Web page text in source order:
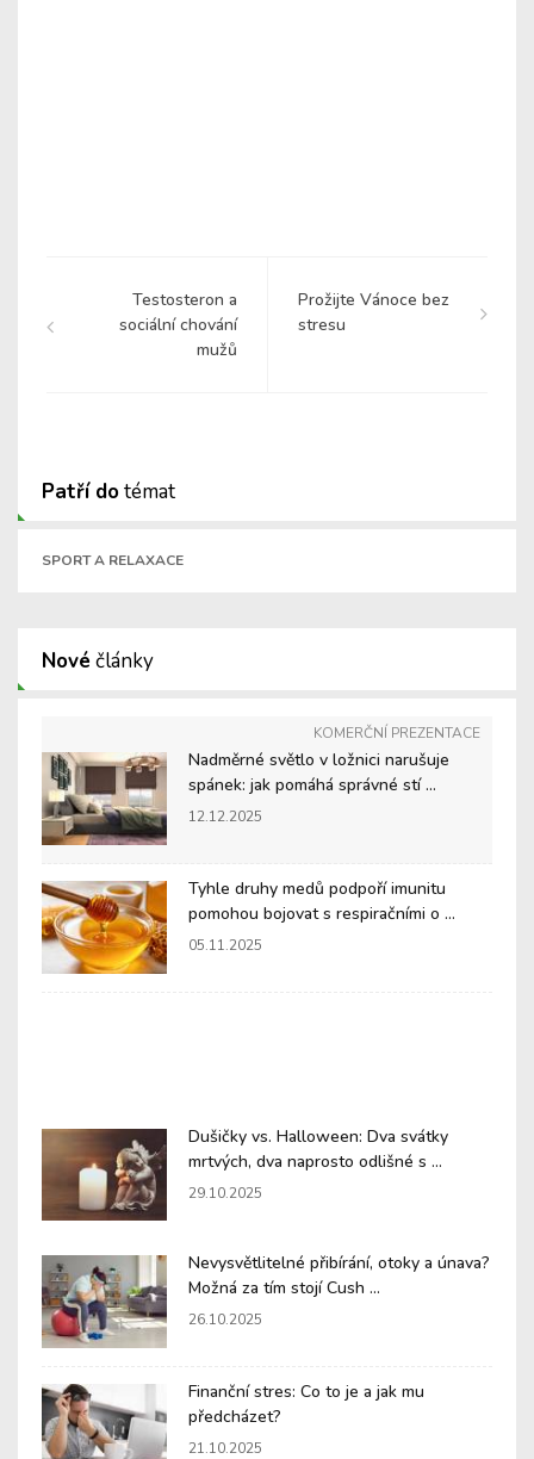
Testosteron a
sociální chování
mužů
Prožijte Vánoce bez
stresu
Patří dotémat
SPORT A RELAXACE
Nové články
KOMERČNÍ PREZENTACE
Nadměrné světlo v ložnici narušuje
spánek: jak pomáhá správné stí ...
12.12.2025
Tyhle druhy medů podpoří imunitu
pomohou bojovat s respiračními o ...
05.11.2025
Dušičky vs. Halloween: Dva svátky
mrtvých, dva naprosto odlišné s ...
29.10.2025
Nevysvětlitelné přibírání, otoky a únava?
Možná za tím stojí Cush ...
26.10.2025
Finanční stres: Co to je a jak mu
předcházet?
21.10.2025